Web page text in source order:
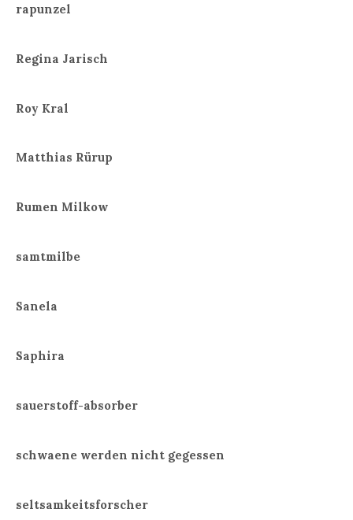
rapunzel
Regina Jarisch
Roy Kral
Matthias Rürup
Rumen Milkow
samtmilbe
Sanela
Saphira
sauerstoff-absorber
schwaene werden nicht gegessen
seltsamkeitsforscher